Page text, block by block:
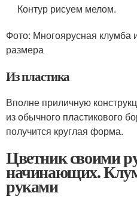
Контур рисуем мелом.
Фото: Многоярусная клумба
размера
Из пластика
Вполне приличную
из обычного пластикового
получится круглая форма.
Цветник своими
начинающих.
руками